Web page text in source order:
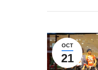
OCT
21